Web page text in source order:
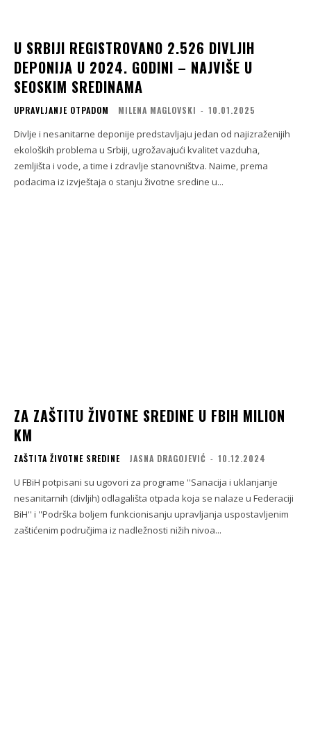
U SRBIJI REGISTROVANO 2.526 DIVLJIH
DEPONIJA U 2024. GODINI – NAJVIŠE U
SEOSKIM SREDINAMA
UPRAVLJANJE OTPADOM MILENA MAGLOVSKI - 10.01.2025
Divlje i nesanitarne deponije predstavljaju jedan od najizraženijih
ekoloških problema u Srbiji, ugrožavajući kvalitet vazduha,
zemljišta i vode, a time i zdravlje stanovništva. Naime, prema
podacima iz izvještaja o stanju životne sredine u...
ZA ZAŠTITU ŽIVOTNE SREDINE U FBIH MILION
KM
ZAŠTITA ŽIVOTNE SREDINE JASNA DRAGOJEVIĆ - 10.12.2024
U FBiH potpisani su ugovori za programe ''Sanacija i uklanjanje
nesanitarnih (divljih) odlagališta otpada koja se nalaze u Federaciji
BiH'' i ''Podrška boljem funkcionisanju upravljanja uspostavljenim
zaštićenim područjima iz nadležnosti nižih nivoa...